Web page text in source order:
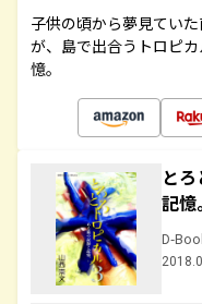
子供の頃から夢見てい
が、島で出合うトロピ
憶。
と
記
D-